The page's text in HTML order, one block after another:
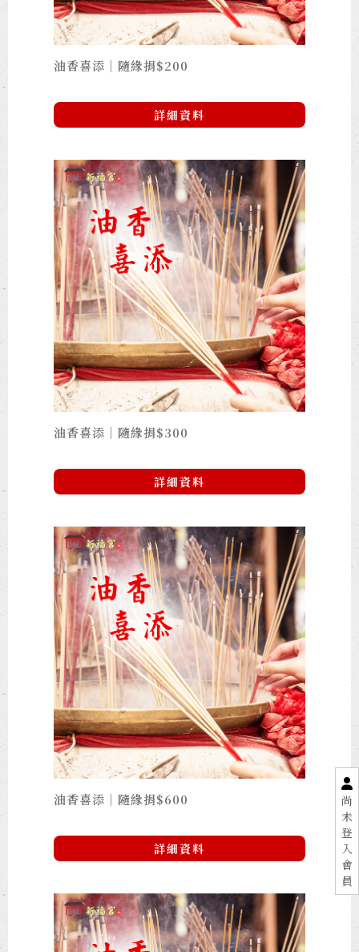
尚
未
登
入
會
員
油香喜添｜隨緣捐$200
詳細資料
油香喜添｜隨緣捐$300
詳細資料
油香喜添｜隨緣捐$600
詳細資料